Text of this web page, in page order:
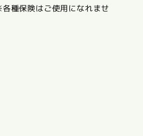
種保険はご使用になれませ